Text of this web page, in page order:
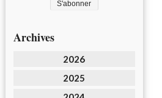
Archives
2026
2025